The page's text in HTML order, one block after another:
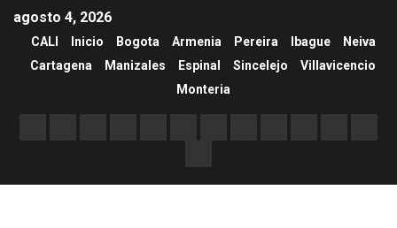
agosto 4, 2026
CALI Inicio Bogota Armenia Pereira Ibague
Neiva
Cartagena
Manizales Espinal Sincelejo
Villavicencio
Monteria